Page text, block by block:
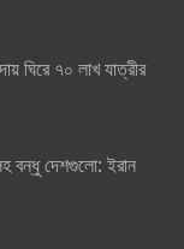
ঘিরে ৭০ লাখ যাত্রীর
বন্ধু দেশগুলো: ইরান